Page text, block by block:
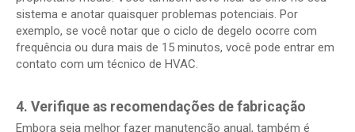
sistema e anotar quaisquer problemas potenciais. Por
exemplo, se você notar que o ciclo de degelo ocorre com
frequência ou dura mais de 15 minutos, você pode entrar em
contato com um técnico de HVAC.
4. Verifique as recomendações de fabricação
Embora seja melhor fazer manutenção anual, também é